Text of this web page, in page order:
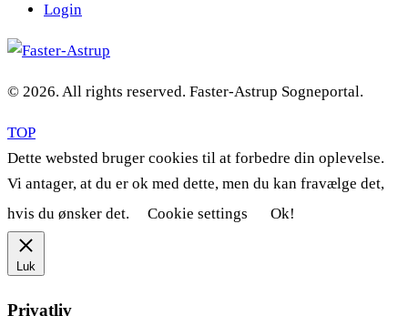
Login
© 2026. All rights reserved. Faster-Astrup Sogneportal.
TOP
Dette websted bruger cookies til at forbedre din oplevelse.
Vi antager, at du er ok med dette, men du kan fravælge det,
hvis du ønsker det.
Cookie settings Ok!
Luk
Privatliv